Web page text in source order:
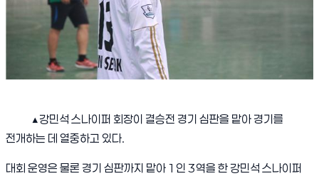
▲강민석 스나이퍼 회장이 결승전 경기 심판을 맡아 경기를
전개하는 데 열중하고 있다.
대회 운영은 물론 경기 심판까지 맡아 1 인 3역을 한 강민석 스나이퍼